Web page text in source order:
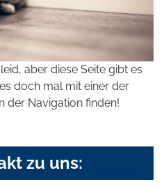
aber diese Seite gibt es
doch mal mit einer der
der Navigation finden!
zu uns: